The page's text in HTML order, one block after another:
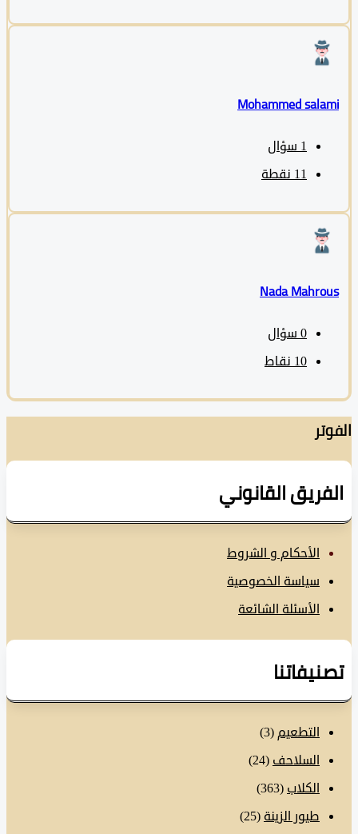
Mohammed
سؤال
نقطة
Nada
سؤال
نقاط
القانوني
الأحكام و الشروط
سياسة الخصوصية
الأسئلة الشائعة
التطعيم(3)
السلاحف(24)
الكلاب(363)
طيور الزينة (25)